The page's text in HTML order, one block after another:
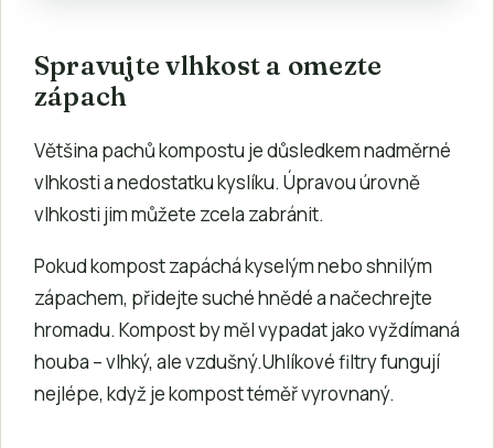
Spravujte vlhkost a omezte
zápach
Většina pachů kompostu je důsledkem nadměrné
vlhkosti a nedostatku kyslíku. Úpravou úrovně
vlhkosti jim můžete zcela zabránit.
Pokud kompost zapáchá kyselým nebo shnilým
zápachem, přidejte suché hnědé a načechrejte
hromadu. Kompost by měl vypadat jako vyždímaná
houba – vlhký, ale vzdušný.Uhlíkové filtry fungují
nejlépe, když je kompost téměř vyrovnaný.